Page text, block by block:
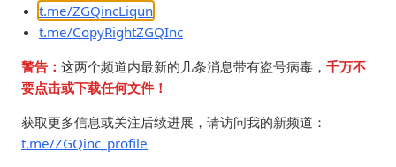
t.me/ZGQincLiqun
t.me/CopyRightZGQInc
警告： 这两个频道内最新的几条消息带有盗号病毒， 千万不
要点击或下载任何文件！
获取更多信息或关注后续进展，请访问我的新频道：
t.me/ZGQinc_profile